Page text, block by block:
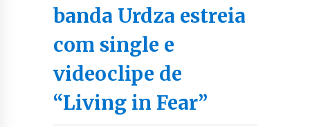
banda Urdza estreia
com single e
videoclipe de
“Living in Fear”